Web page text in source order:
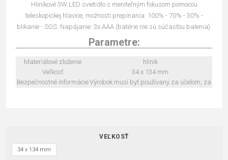
Hliníkové 3W LED svietidlo s meniteľným fokusom pomocou
teleskopickej hlavice, možnosti prepínania: 100% - 70% - 30% -
blikanie - SOS. Napájanie: 3x AAA (batérie nie sú súčasťou balenia).
Parametre:
Materiálové zloženie
hliník
Veľkosť
34 x 134 mm
Bezpečnostné informácieVýrobok musí byť používaný za účelom, za
VEĽKOSŤ
34 x 134 mm